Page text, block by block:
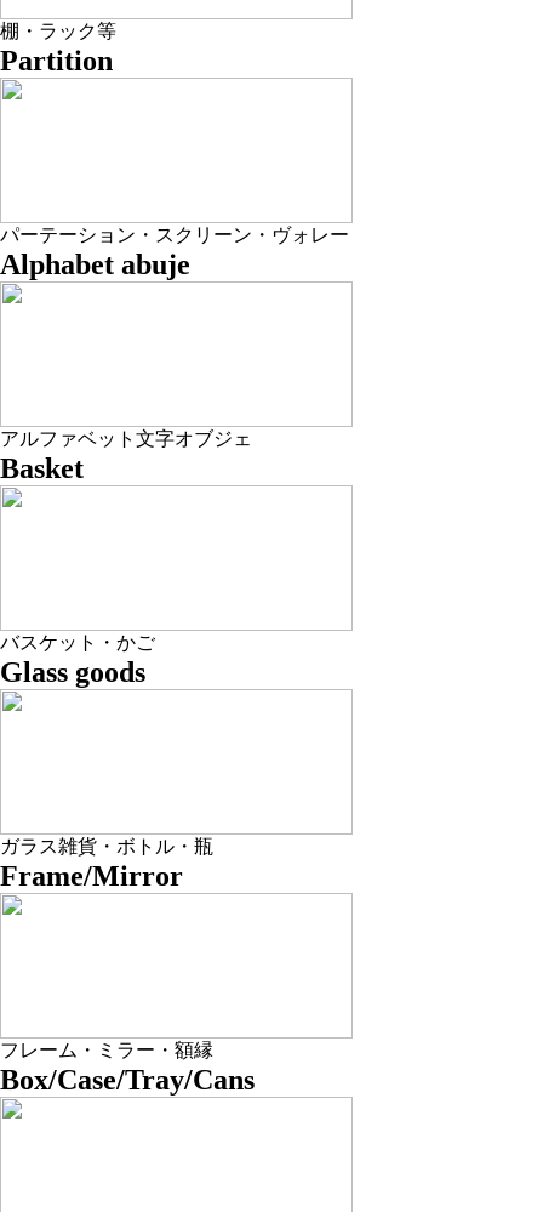
棚・ラック等
Partition
パーテーション・スクリーン・ヴォレー
Alphabet abuje
アルファベット文字オブジェ
Basket
バスケット・かご
Glass goods
ガラス雑貨・ボトル・瓶
Frame/Mirror
フレーム・ミラー・額縁
Box/Case/Tray/Cans